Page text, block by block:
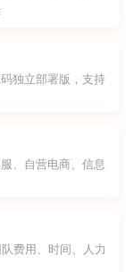
独立部署版，支持
、自营电商、信息
费用、时间、人力